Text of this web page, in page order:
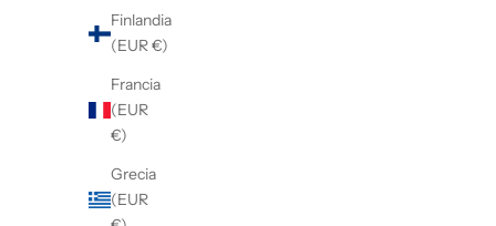
Finlandia
(EUR €)
Francia
(EUR
€)
Grecia
(EUR